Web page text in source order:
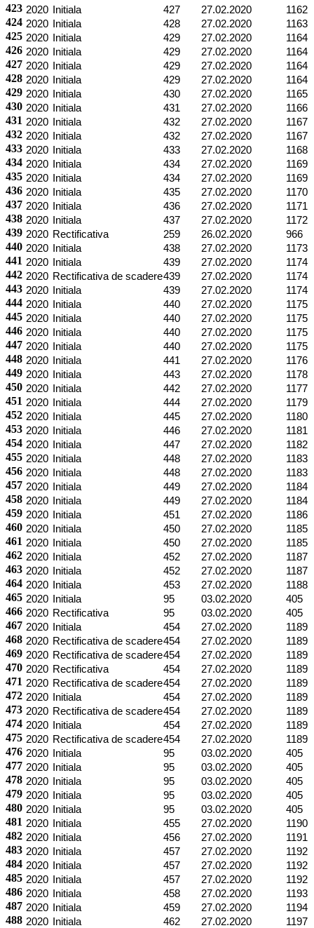
423 2020 Initiala 427 27.02.2020 1162
424 2020 Initiala 428 27.02.2020 1163
425 2020 Initiala 429 27.02.2020 1164
426 2020 Initiala 429 27.02.2020 1164
427 2020 Initiala 429 27.02.2020 1164
428 2020 Initiala 429 27.02.2020 1164
429 2020 Initiala 430 27.02.2020 1165
430 2020 Initiala 431 27.02.2020 1166
431 2020 Initiala 432 27.02.2020 1167
432 2020 Initiala 432 27.02.2020 1167
433 2020 Initiala 433 27.02.2020 1168
434 2020 Initiala 434 27.02.2020 1169
435 2020 Initiala 434 27.02.2020 1169
436 2020 Initiala 435 27.02.2020 1170
437 2020 Initiala 436 27.02.2020 1171
438 2020 Initiala 437 27.02.2020 1172
439 2020 Rectificativa 259 26.02.2020 966
440 2020 Initiala 438 27.02.2020 1173
441 2020 Initiala 439 27.02.2020 1174
442 2020 Rectificativa de scadere439 27.02.2020 1174
443 2020 Initiala 439 27.02.2020 1174
444 2020 Initiala 440 27.02.2020 1175
445 2020 Initiala 440 27.02.2020 1175
446 2020 Initiala 440 27.02.2020 1175
447 2020 Initiala 440 27.02.2020 1175
448 2020 Initiala 441 27.02.2020 1176
449 2020 Initiala 443 27.02.2020 1178
450 2020 Initiala 442 27.02.2020 1177
451 2020 Initiala 444 27.02.2020 1179
452 2020 Initiala 445 27.02.2020 1180
453 2020 Initiala 446 27.02.2020 1181
454 2020 Initiala 447 27.02.2020 1182
455 2020 Initiala 448 27.02.2020 1183
456 2020 Initiala 448 27.02.2020 1183
457 2020 Initiala 449 27.02.2020 1184
458 2020 Initiala 449 27.02.2020 1184
459 2020 Initiala 451 27.02.2020 1186
460 2020 Initiala 450 27.02.2020 1185
461 2020 Initiala 450 27.02.2020 1185
462 2020 Initiala 452 27.02.2020 1187
463 2020 Initiala 452 27.02.2020 1187
464 2020 Initiala 453 27.02.2020 1188
465 2020 Initiala 95 03.02.2020 405
466 2020 Rectificativa 95 03.02.2020 405
467 2020 Initiala 454 27.02.2020 1189
468 2020 Rectificativa de scadere454 27.02.2020 1189
469 2020 Rectificativa de scadere454 27.02.2020 1189
470 2020 Rectificativa 454 27.02.2020 1189
471 2020 Rectificativa de scadere454 27.02.2020 1189
472 2020 Initiala 454 27.02.2020 1189
473 2020 Rectificativa de scadere454 27.02.2020 1189
474 2020 Initiala 454 27.02.2020 1189
475 2020 Rectificativa de scadere454 27.02.2020 1189
476 2020 Initiala 95 03.02.2020 405
477 2020 Initiala 95 03.02.2020 405
478 2020 Initiala 95 03.02.2020 405
479 2020 Initiala 95 03.02.2020 405
480 2020 Initiala 95 03.02.2020 405
481 2020 Initiala 455 27.02.2020 1190
482 2020 Initiala 456 27.02.2020 1191
483 2020 Initiala 457 27.02.2020 1192
484 2020 Initiala 457 27.02.2020 1192
485 2020 Initiala 457 27.02.2020 1192
486 2020 Initiala 458 27.02.2020 1193
487 2020 Initiala 459 27.02.2020 1194
488 2020 Initiala 462 27.02.2020 1197